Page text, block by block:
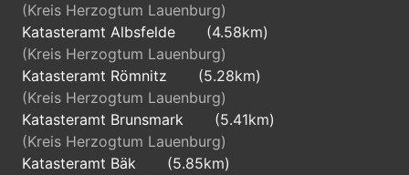
(Kreis Herzogtum Lauenburg)
Katasteramt Albsfelde
(4.58km)
(Kreis Herzogtum Lauenburg)
Katasteramt Römnitz
(5.28km)
(Kreis Herzogtum Lauenburg)
Katasteramt Brunsmark
(5.41km)
(Kreis Herzogtum Lauenburg)
Katasteramt Bäk
(5.85km)